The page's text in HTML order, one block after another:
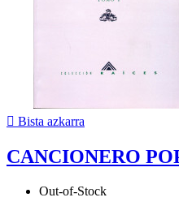
 Bista azkarra
CANCIONERO
Out-of-Stock